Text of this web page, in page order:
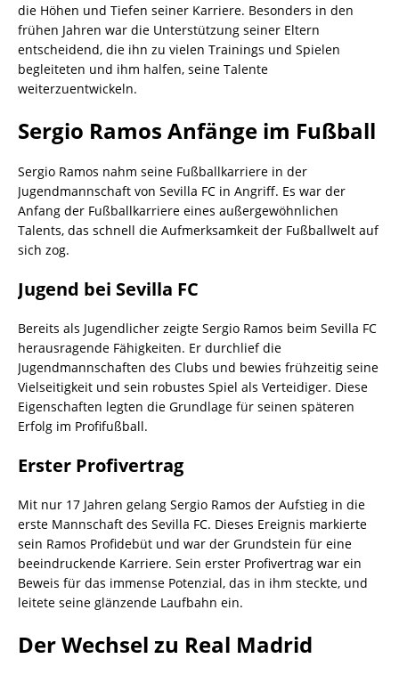
die Höhen und Tiefen seiner Karriere. Besonders in den
frühen Jahren war die Unterstützung seiner Eltern
entscheidend, die ihn zu vielen Trainings und Spielen
begleiteten und ihm halfen, seine Talente
weiterzuentwickeln.
Sergio Ramos Anfänge im Fußball
Sergio Ramos nahm seine Fußballkarriere in der
Jugendmannschaft von Sevilla FC in Angriff. Es war der
Anfang der Fußballkarriere eines außergewöhnlichen
Talents, das schnell die Aufmerksamkeit der Fußballwelt auf
sich zog.
Jugend bei Sevilla FC
Bereits als Jugendlicher zeigte Sergio Ramos beim Sevilla FC
herausragende Fähigkeiten. Er durchlief die
Jugendmannschaften des Clubs und bewies frühzeitig seine
Vielseitigkeit und sein robustes Spiel als Verteidiger. Diese
Eigenschaften legten die Grundlage für seinen späteren
Erfolg im Profifußball.
Erster Profivertrag
Mit nur 17 Jahren gelang Sergio Ramos der Aufstieg in die
erste Mannschaft des Sevilla FC. Dieses Ereignis markierte
sein Ramos Profidebüt und war der Grundstein für eine
beeindruckende Karriere. Sein erster Profivertrag war ein
Beweis für das immense Potenzial, das in ihm steckte, und
leitete seine glänzende Laufbahn ein.
Der Wechsel zu Real Madrid